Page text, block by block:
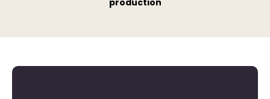
production